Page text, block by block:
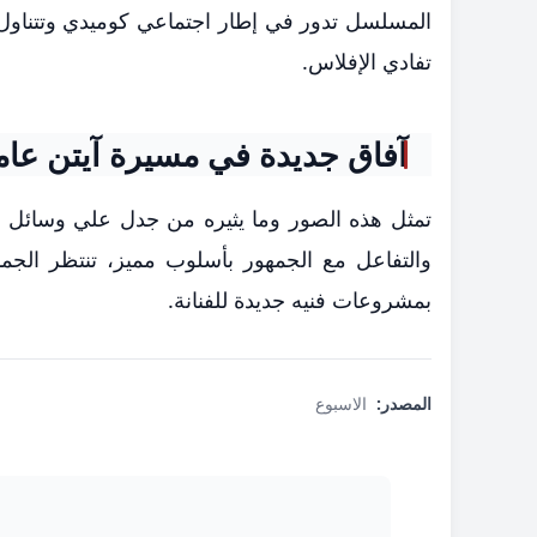
المسلسل تدور في إطار اجتماعي كوميدي
تفادي الإفلاس.
آفاق جديدة في مسيرة آيتن
تمثل هذه الصور وما يثيره من جدل علي وسائل
والتفاعل مع الجمهور بأسلوب مميز، تنتظر
بمشروعات فنيه جديدة للفنانة.
المصدر: الاسبوع